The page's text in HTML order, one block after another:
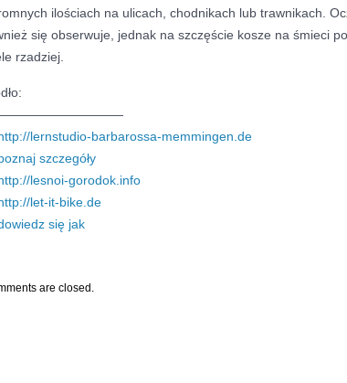
ilościach na ulicach, chodnikach lub trawnikach.
się obserwuje, jednak na szczęście kosze na śmieci
rzadziej.
lernstudio-barbarossa-memmingen.de
szczegóły
lesnoi-gorodok.info
let-it-bike.de
się jak
are closed.